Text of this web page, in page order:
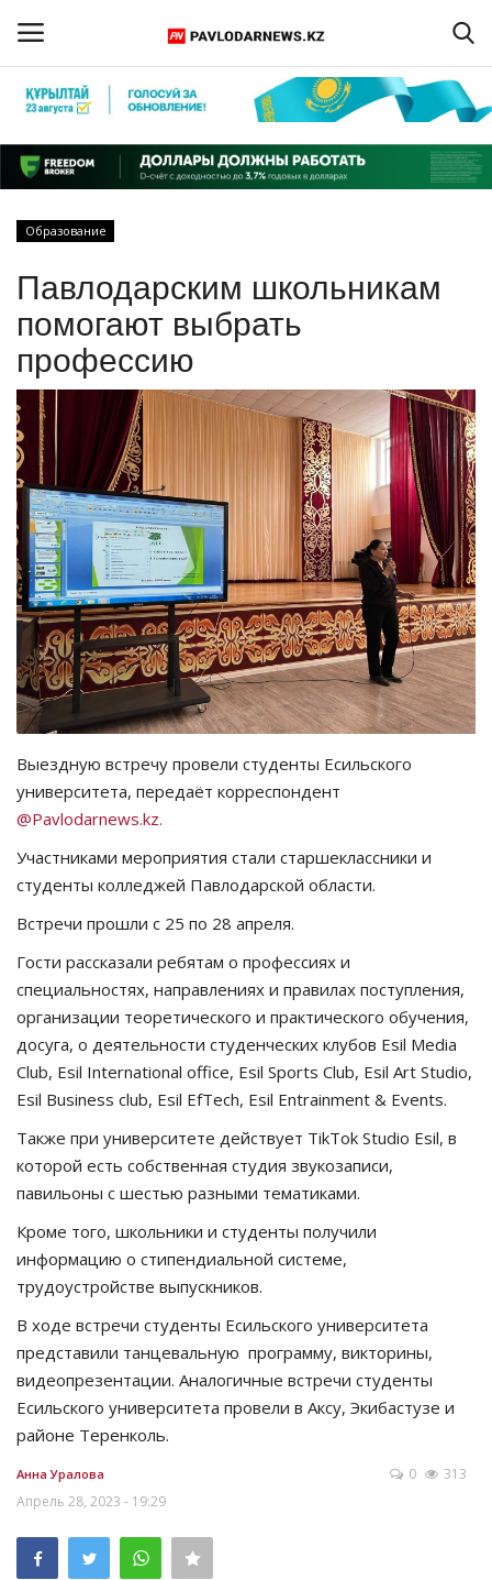
Регистрация
Главная
ПАВЛОДАРСКАЯ ОБЛАСТЬ
КАЗАХСТАН
МИР
СПЕЦПРОЕКТЫ
СПОРТ
Чек-лист
РАЗВЛЕЧЕНИЯ
OFFICIAL
Курултай
Язык
Қазақша Русский
Образование
Павлодарским школьникам
помогают выбрать
профессию
Выездную встречу провели студенты Есильского
университета, передаёт корреспондент
@Pavlodarnews.kz.
Участниками мероприятия стали старшеклассники и
студенты колледжей Павлодарской области.
Встречи прошли с 25 по 28 апреля.
Гости рассказали ребятам ​о профессиях и
специальностях, направлениях и правилах поступления,
организации теоретического и практического обучения,
досуга, о деятельности студенческих клубов Esil Media
Club, Esil International office, Esil Sports Club, Esil Art Studio,
Esil Business club, Esil EfTech, Esil Entrainment & Events.
Также при университете действует TikTok Studio Esil, в
которой есть собственная студия звукозаписи,
павильоны с шестью разными тематиками.
Кроме того, школьники и студенты получили
информацию о стипендиальной системе,
трудоустройстве выпускников.
В ходе встречи студенты Есильского университета
представили танцевальную программу, викторины,
видеопрезентации. Аналогичные встречи студенты
Есильского университета провели в Аксу, Экибастузе и
районе Теренколь.
Анна Уралова
Апрель 28, 2023 - 19:29
0 313